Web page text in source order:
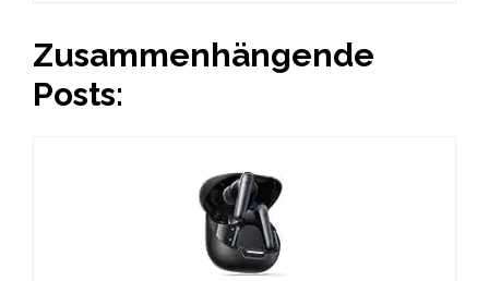
Zusammenhängende
Posts: